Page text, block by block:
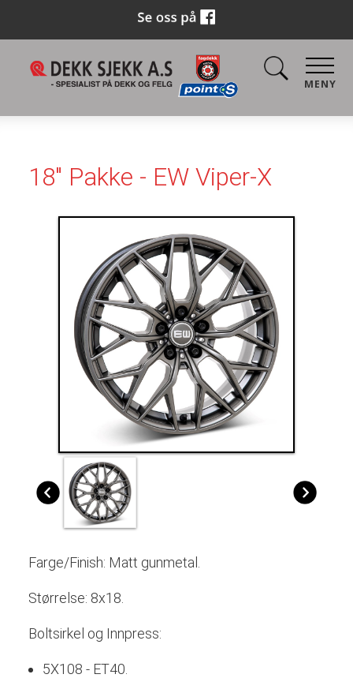
MENY
18" Pakke - EW Viper-X
Farge/Finish: Matt gunmetal.
Størrelse: 8x18.
Boltsirkel og Innpress:
5X108 - ET40.